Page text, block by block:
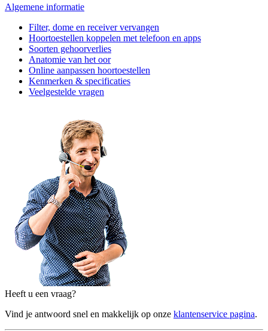
Algemene informatie
Filter, dome en receiver vervangen
Hoortoestellen koppelen met telefoon en apps
Soorten gehoorverlies
Anatomie van het oor
Online aanpassen hoortoestellen
Kenmerken & specificaties
Veelgestelde vragen
Heeft u een vraag?
Vind je antwoord snel en makkelijk op onze klantenservice pagina.